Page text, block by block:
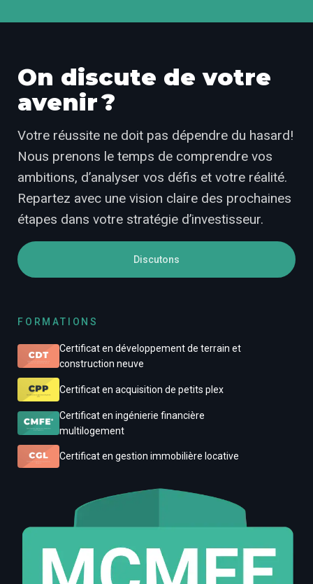
On discute de votre
avenir ?
Votre réussite ne doit pas dépendre du hasard!
Nous prenons le temps de comprendre vos
ambitions, d’analyser vos défis et votre réalité.
Repartez avec une vision claire des prochaines
étapes dans votre stratégie d’investisseur.
Discutons
FORMATIONS
Certificat en développement de terrain et
construction neuve
Certificat en acquisition de petits plex
Certificat en ingénierie financière
multilogement
Certificat en gestion immobilière locative